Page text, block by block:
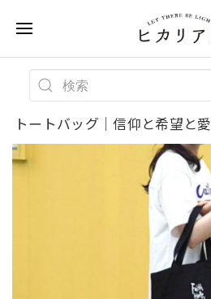
トートバッグ｜信仰と希望と愛